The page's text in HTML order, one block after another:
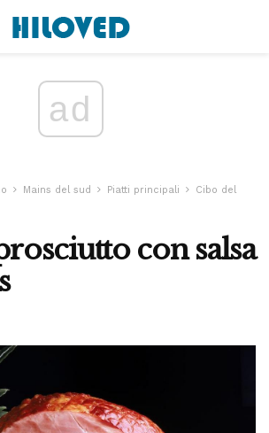
ad
Mains del sud Piatti principali
Cibo del
con salsa